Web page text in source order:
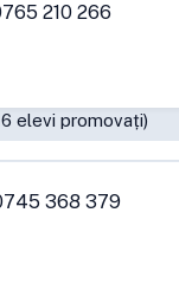
210 266
elevi promovați)
368 379